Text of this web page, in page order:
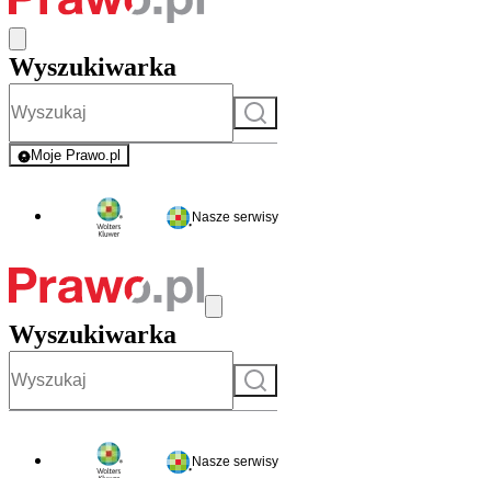
Wyszukiwarka
Szukaj
Moje Prawo.pl
- rejestracja i logowanie do serwisu
Nasze serwisy
Wyszukiwarka
Szukaj
Nasze serwisy